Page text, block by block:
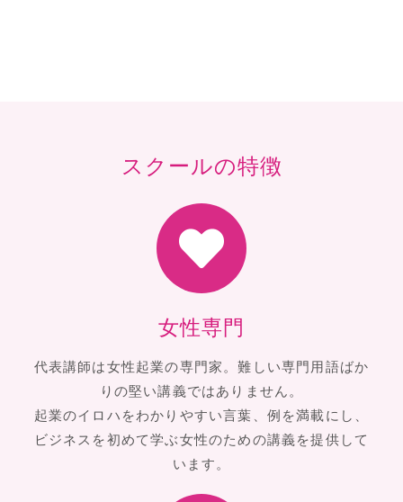
スクールの特徴
女性専門
代表講師は女性起業の専門家。難しい専門用語ばか
りの堅い講義ではありません。
起業のイロハをわかりやすい言葉、例を満載にし、
ビジネスを初めて学ぶ女性のための講義を提供して
います。